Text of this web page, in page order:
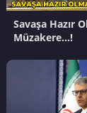
Savaşa Hazır
Müzakere…!